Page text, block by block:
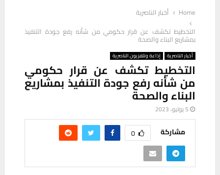
Home
أخبار الناصرية
التخطيط تكشف عن قرار حكومي من شأنه رفع جودة التنفيذ
بمشاريع البناء والصحة
أخبار الناصرية إذاعة وتلفزيون الناصرية
التخطيط تكشف عن قرار حكومي
من شأنه رفع جودة التنفيذ بمشاريع
البناء والصحة
5 يوليو، 2023
مشاركة 0